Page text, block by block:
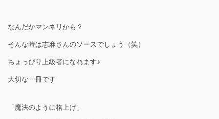
なんだかマンネリかも？
そんな時は志麻さんのソースでしょう（笑）
ちょっぴり上級者になれます♪
大切な一冊です
「魔法のように格上げ」